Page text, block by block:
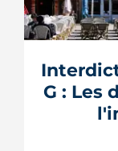
Louer,
et les
bien sans
G : Les